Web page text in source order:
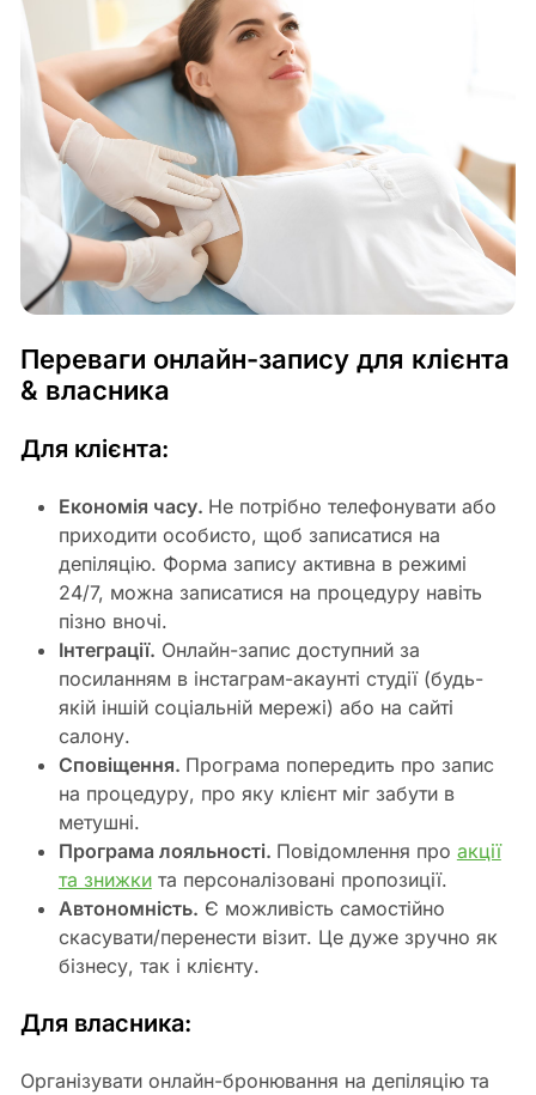
Переваги онлайн-запису для клієнта
& власника
Для клієнта:
Економія часу. Не потрібно телефонувати або
приходити особисто, щоб записатися на
депіляцію. Форма запису активна в режимі
24/7, можна записатися на процедуру навіть
пізно вночі.
Інтеграції. Онлайн-запис доступний за
посиланням в інстаграм-акаунті студії (будь-
якій іншій соціальній мережі) або на сайті
салону.
Сповіщення. Програма попередить про запис
на процедуру, про яку клієнт міг забути в
метушні.
Програма лояльності. Повідомлення про акції
та знижкита персоналізовані пропозиції.
Автономність. Є можливість самостійно
скасувати/перенести візит. Це дуже зручно як
бізнесу, так і клієнту.
Для власника:
Організувати онлайн-бронювання на депіляцію та